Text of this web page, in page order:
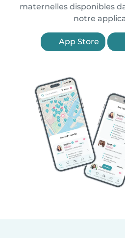
maternelles disponibles
notre
App Store